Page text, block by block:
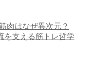
肉はなぜ異次元？
を支える筋トレ哲学